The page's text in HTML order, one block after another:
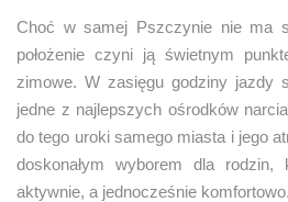
Choć w samej Pszczynie nie ma
położenie czyni ją świetnym
zimowe. W zasięgu godziny jazdy
jedne z najlepszych ośrodków
do tego uroki samego miasta i jego
doskonałym wyborem dla
aktywnie, a jednocześnie komfortowo.